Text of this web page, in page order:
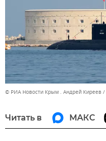
© РИА Новости Крым . Андрей Киреев
Читать в МАКС